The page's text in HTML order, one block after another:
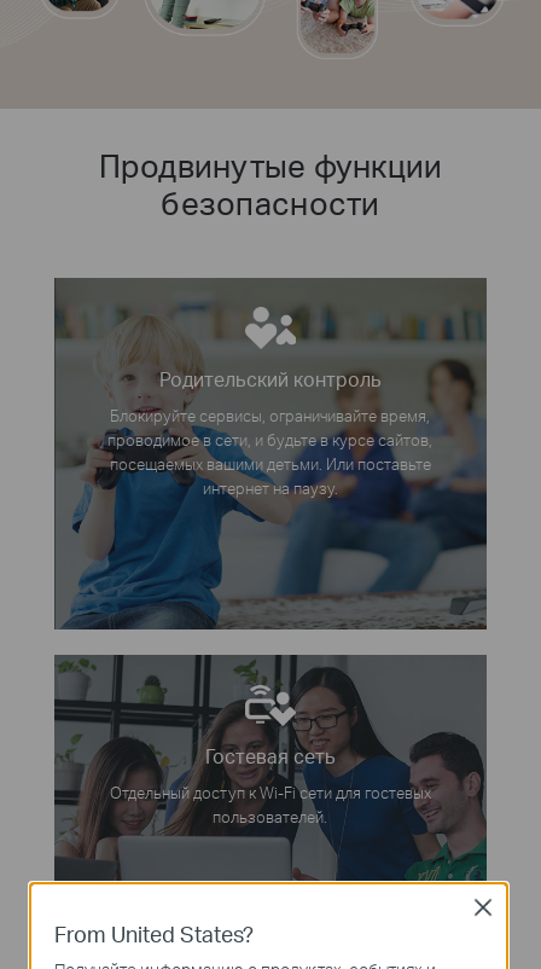
Продвинутые функции
безопасности
Родительский контроль
Блокируйте сервисы, ограничивайте время,
проводимое в сети, и будьте в курсе сайтов,
посещаемых вашими детьми. Или поставьте
интернет на паузу.
Гостевая сеть
Отдельный доступ к Wi-Fi сети для гостевых
пользователей.
From United States?
Close